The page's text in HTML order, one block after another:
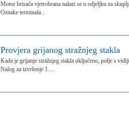
Motor brisača vjetrobrana nalazi se u odjeljku za
Oznake terminala...
Provjera grijanog stražnjeg stakla
Kada je grijanje stražnjeg stakla uključeno, polje s
Nalog za izvršenje 1....